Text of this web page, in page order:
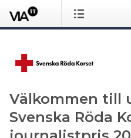
Välkommen till
Svenska Röda